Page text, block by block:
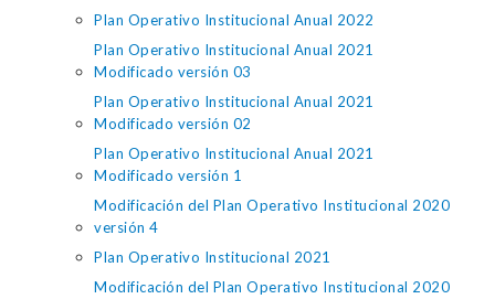
Plan Operativo Institucional Anual 2022
Plan Operativo Institucional Anual 2021
Modificado versión 03
Plan Operativo Institucional Anual 2021
Modificado versión 02
Plan Operativo Institucional Anual 2021
Modificado versión 1
Modificación del Plan Operativo Institucional 2020
versión 4
Plan Operativo Institucional 2021
Modificación del Plan Operativo Institucional 2020